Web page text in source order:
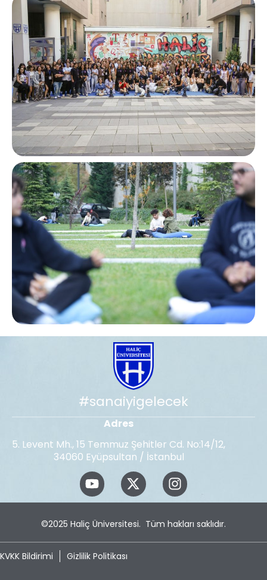
#sanaiyigelecek
Adres
5. Levent Mh., 15 Temmuz Şehitler Cd. No:14/12,
34060 Eyüpsultan / İstanbul
©2025 Haliç Üniversitesi. Tüm hakları saklıdır.
KVKK Bildirimi Gizlilik Politikası